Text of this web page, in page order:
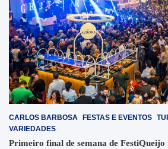
CARLOS BARBOSA FESTAS E EVENTOS
VARIEDADES
Primeiro final de semana de FestiQueijo